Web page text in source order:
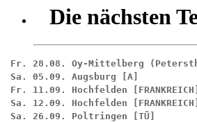
Die nächsten
Fr. 28.08. Oy-Mittelberg
Sa. 05.09. Augsburg [A]
Fr. 11.09. Hochfelden [FRANKREICH]
Sa. 12.09. Hochfelden [FRANKREICH]
Sa. 26.09. Poltringen